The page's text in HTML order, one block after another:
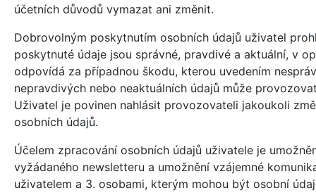
účetních důvodů vymazat ani změnit.
Dobrovolným poskytnutím osobních údajů uživatel
poskytnuté údaje jsou správné, pravdivé a aktuální, v
odpovídá za případnou škodu, kterou uvedením
nepravdivých nebo neaktuálních údajů může
Uživatel je povinen nahlásit provozovateli jakoukoli
osobních údajů.
Účelem zpracování osobních údajů uživatele je
vyžádaného newsletteru a umožnění vzájemné
uživatelem a 3. osobami, kterým mohou být osobní